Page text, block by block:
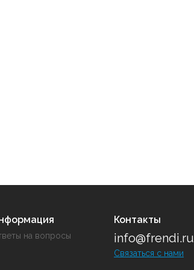
на вопросы
Контакты
info@frendi.ru
Связаться с нами